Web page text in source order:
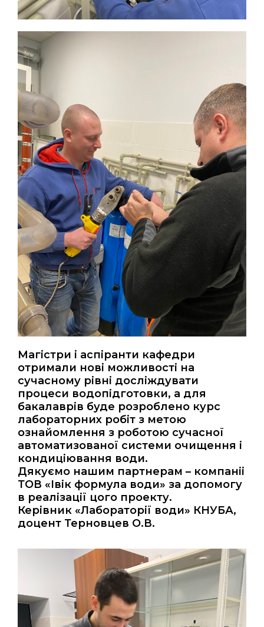
Магістри і аспіранти кафедри
отримали нові можливості на
сучасному рівні досліждувати
процеси водопідготовки, а для
бакалаврів буде розроблено курс
лабораторних робіт з метою
ознайомлення з роботою сучасної
автоматизованої системи очищення і
кондиціювання води.
Дякуємо нашим партнерам – компаніі
ТОВ «Івік формула води» за допомогу
в реалізації цого проекту.
Керівник «Лабораторії води» КНУБА,
доцент Терновцев О.В.